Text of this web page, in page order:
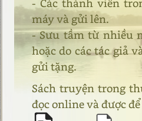
- Các thành viên
máy và gửi lên.
- Sưu tầm từ nhiều
hoặc do các tác giả
gửi tặng.
Sách truyện trong
đọc online và được